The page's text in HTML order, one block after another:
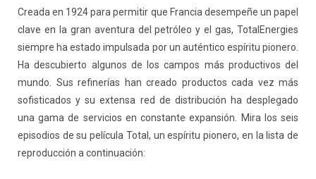
Creada en 1924 para permitir que Francia desempeñe un papel
clave en la gran aventura del petróleo y el gas, TotalEnergies
siempre ha estado impulsada por un auténtico espíritu pionero.
Ha descubierto algunos de los campos más productivos del
mundo. Sus refinerías han creado productos cada vez más
sofisticados y su extensa red de distribución ha desplegado
una gama de servicios en constante expansión. Mira los seis
episodios de su película Total, un espíritu pionero, en la lista de
reproducción a continuación: